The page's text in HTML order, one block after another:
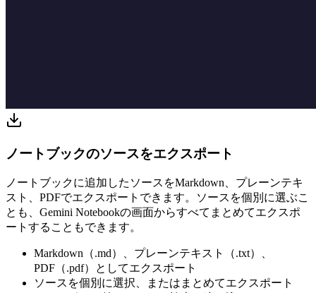
ノートブックのソースをエクスポート
ノートブックに追加したソースをMarkdown、プレーンテキ
スト、PDFでエクスポートできます。ソースを個別に選ぶこ
とも、Gemini Notebookの画面からすべてまとめてエクスポ
ートすることもできます。
Markdown（.md）、プレーンテキスト（.txt）、
PDF（.pdf）としてエクスポート
ソースを個別に選択、またはまとめてエクスポート